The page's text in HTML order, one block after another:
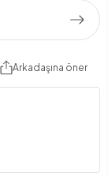
Arkadaşına öner